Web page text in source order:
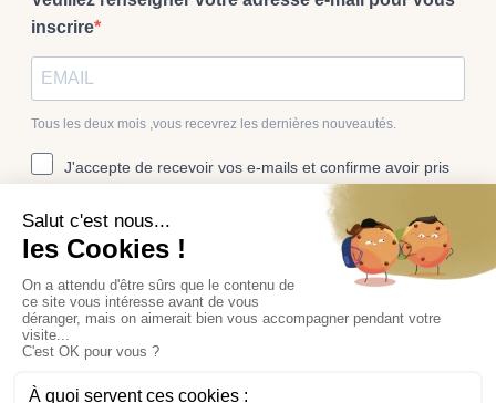
inscrire
Tous les deux mois ,vous recevrez les dernières nouveautés.
J'accepte de recevoir vos e-mails et confirme avoir pris
connaissance de votre politique de confidentialité et
mentions légales.
Vous pouvez vous désinscrire à tout moment en cliquant sur le lien
présent dans nos emails.
S'INSCRIRE